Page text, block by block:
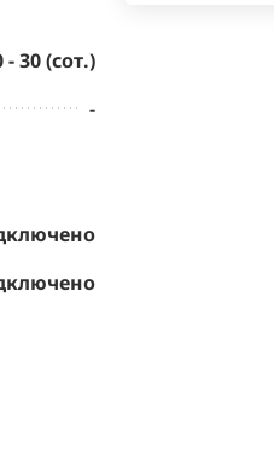
- 30 (сот.)
-